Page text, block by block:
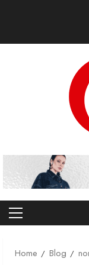
Primary
Home
Blog